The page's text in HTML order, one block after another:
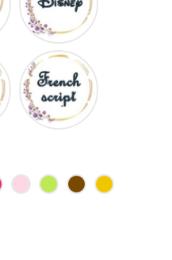
French
script
Fuchsia
RoseAnis MarronJaune